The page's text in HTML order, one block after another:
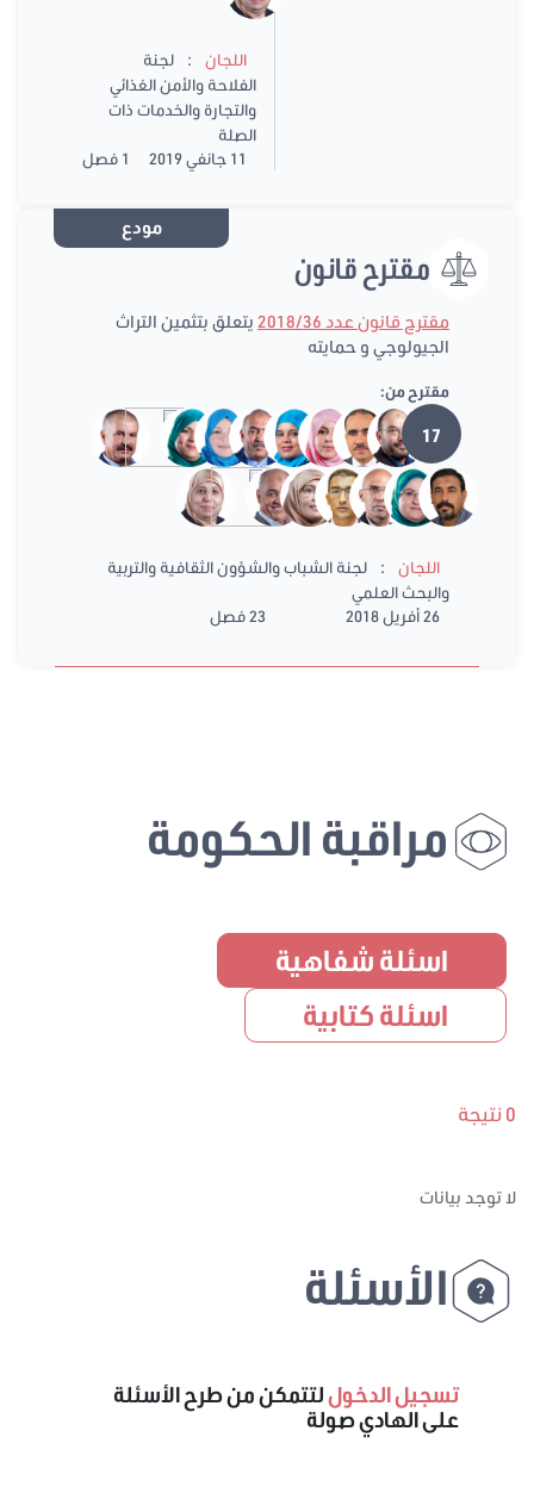
اللجان :
لجنة
الفلاحة والأمن الغذائي
والتجارة والخدمات ذات
الصلة
11 جانفي 2019
1 فصل
مودع
مقترح قانون
مقترح قانون عدد 2018/36
يتعلق بتثمين التراث
الجيولوجي و حمايته
مقترح من:
17
اللجان :
لجنة الشباب والشؤون الثقافية والتربية
والبحث العلمي
26 أفريل 2018
23 فصل
مراقبة الحكومة
اسئلة شفاهية
اسئلة كتابية
0 نتيجة
لا توجد بيانات
الأسئلة
تسجيل الدخوللتتمكن من طرح الأسئلة
على الهادي صولة